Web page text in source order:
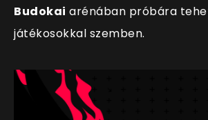
Budokai arénában próbára
játékosokkal szemben.